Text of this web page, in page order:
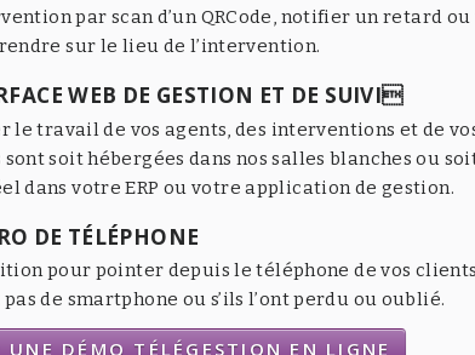
par scan d’un QRCode, notifier un retard ou
sur le lieu de l’intervention.
WEB DE GESTION ET DE SUIVI
le travail de vos agents, des interventions et de
sont soit hébergées dans nos salles blanches ou
dans votre ERP ou votre application de gestion.
DE TÉLÉPHONE
pour pointer depuis le téléphone de vos
pas de smartphone ou s’ils l’ont perdu ou oublié.
UNE DÉMO TÉLÉGESTION EN LIGNE